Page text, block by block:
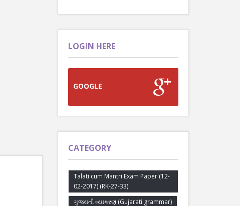
LOGIN HERE
GOOGLE
CATEGORY
Talati cum Mantri Exam Paper (12-
02-2017) (RK-27-33)
ગુજરાતી વ્યાકરણ (Gujarati grammar)